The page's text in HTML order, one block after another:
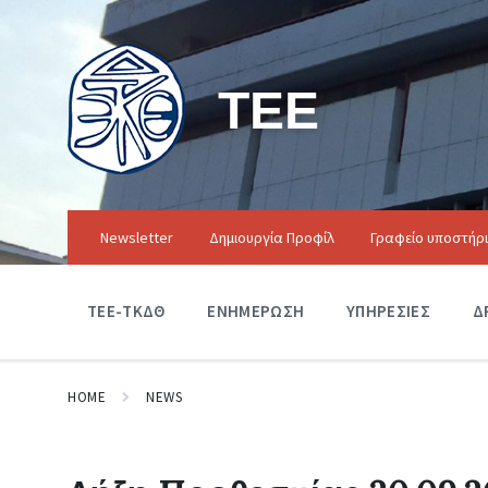
ΤΕΕ
Newsletter Δημιουργία Προφίλ Γραφείο
ΤΕΕ-ΤΚΔΘ ΕΝΗΜΕΡΩΣΗ ΥΠΗΡΕΣΙΕΣ
HOME NEWS